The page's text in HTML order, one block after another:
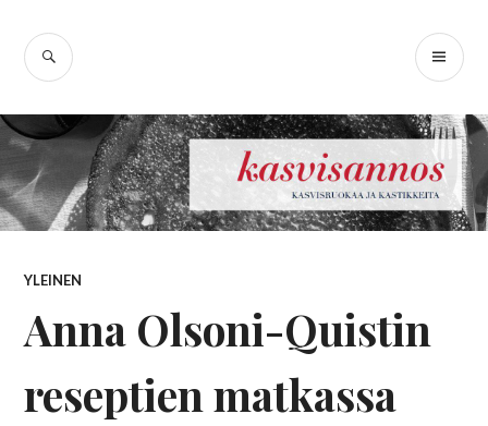
content
SEARCH
YLEINEN
Anna Olsoni-Quistin
reseptien matkassa